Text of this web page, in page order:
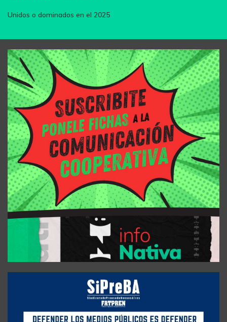
Unidos o dominados en el 2025